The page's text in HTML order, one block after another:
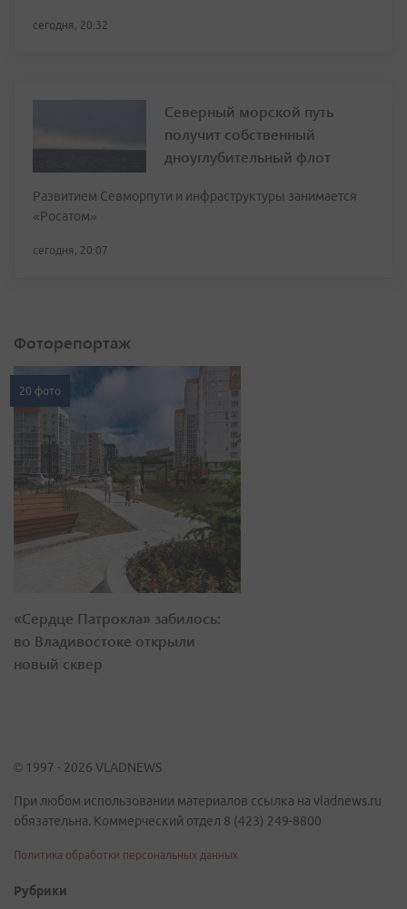
сегодня, 20:32
Северный морской путь
получит собственный
дноуглубительный флот
Развитием Севморпути и инфраструктуры занимается
«Росатом»
сегодня, 20:07
Фоторепортаж
20 фото
«Сердце Патрокла» забилось:
во Владивостоке открыли
новый сквер
© 1997 - 2026 VLADNEWS
При любом использовании материалов ссылка на vladnews.ru
обязательна. Коммерческий отдел 8 (423) 249-8800
Политика обработки персональных данных
Рубрики